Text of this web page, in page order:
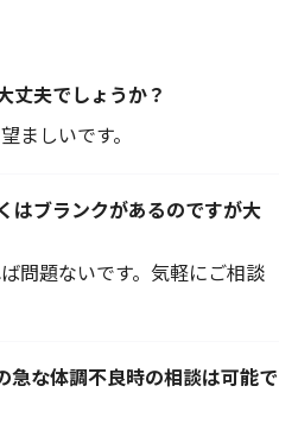
丈夫でしょうか？
ましいです。
はブランクがあるのですが大
問題ないです。気軽にご相談
急な体調不良時の相談は可能で